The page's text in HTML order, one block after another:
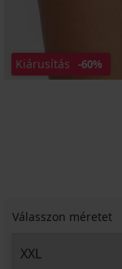
Kiárusítás -60%
Válasszon méretet